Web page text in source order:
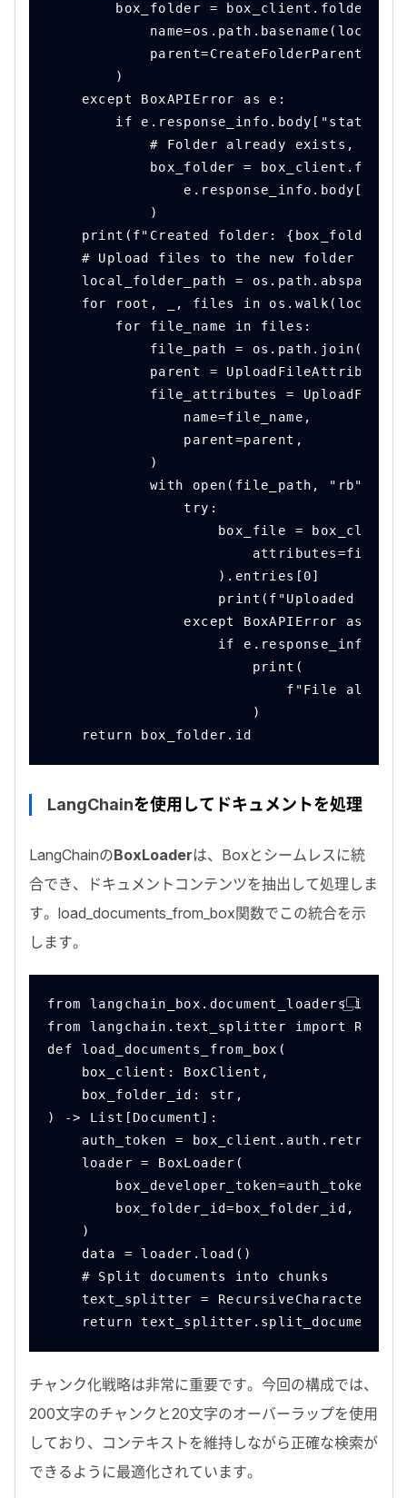
box_folder =
        )
    except BoxAPIError as e:
if e.response_info.body["status"]
# Folder already exists, get
box_folder =
            )
print(f"Created folder:
    # Upload files to the new folder
local_folder_path =
for root, _, files in
        for file_name in files:
file_path =
parent =
file_attributes =
                name=file_name,
                parent=parent,
            )
with open(file_path, "rb") as
                try:
box_file =
                    ).entries[0]
print(f"Uploaded
                except BoxAPIError as e:
if
                        print(
f"File
                        )
    return box_folder.id
LangChainを使用してドキュメントを処理
LangChainのBoxLoaderは、 Box とシームレスに統
合でき、ドキュメントコンテンツを抽出して処理しま
す。 load_documents_from_box関数でこの統合を示
します。
from langchain_box.document_loaders import
from langchain.text_splitter import
def load_documents_from_box(
    box_client: BoxClient,
    box_folder_id: str,
) -> List[Document]:
auth_token =
    loader = BoxLoader(
        box_developer_token=auth_token,
box_folder_id=box_folder_id,  #
    )
    data = loader.load()
    # Split documents into chunks
text_splitter =
return
チャンク化戦略は非常に重要です。今回の構成では、
200文字のチャンクと20文字のオーバーラップを使用
しており、コンテキストを維持しながら正確な検索が
できるように最適化されています。